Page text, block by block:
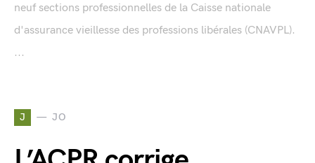
neuf sections professionnelles de la Caisse nationale
d'assurance vieillesse des professions libérales (CNAVPL).
...
J JO